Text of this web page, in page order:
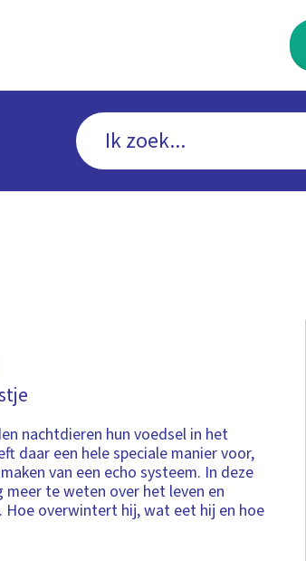
nachtdieren hun voedsel in het
daar een hele speciale manier voor,
van een echo systeem. In deze
te weten over het leven en
Hoe overwintert hij, wat eet hij en hoe